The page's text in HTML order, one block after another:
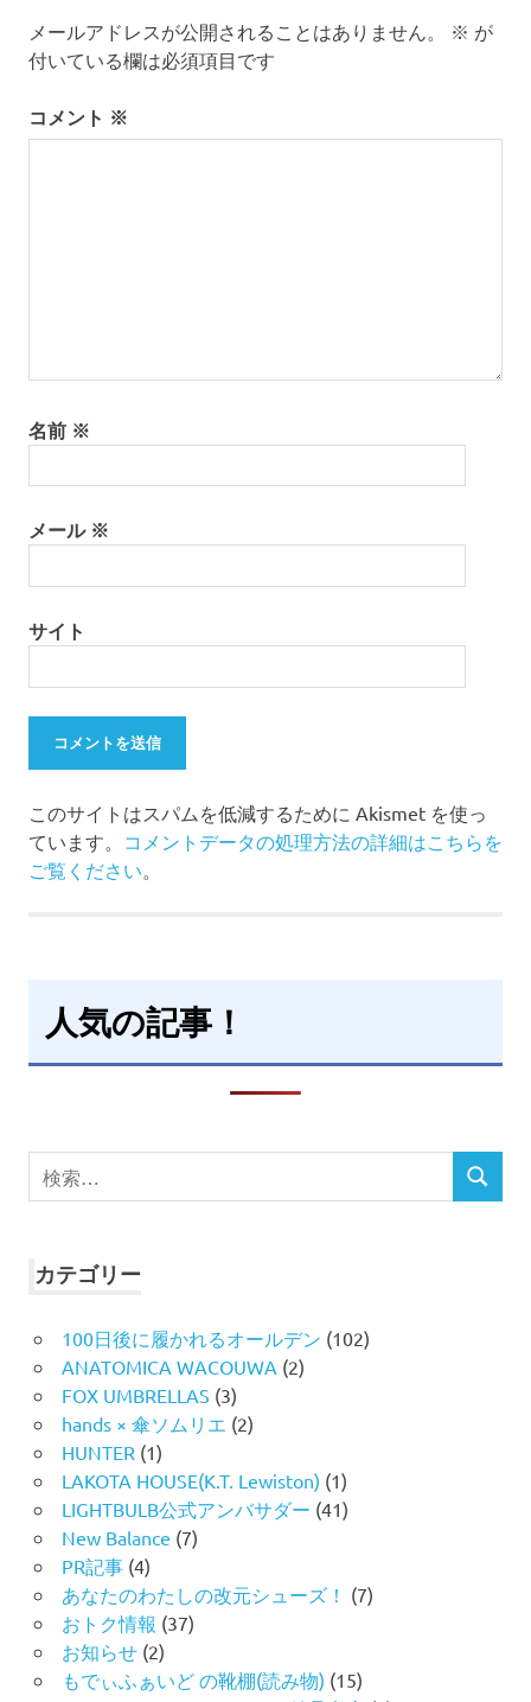
ー
シ
メールアドレスが公開されることはありません。 ※ が
付いている欄は必須項目です
コメント ※
名前 ※
メール ※
サイト
このサイトはスパムを低減するために Akismet を使っ
ています。 コメントデータの処理方法の詳細はこちらを
ご覧ください
人気の記事！
検
索
検
カテゴリー
100日後に履かれるオールデン (102)
ANATOMICA WACOUWA (2)
FOX UMBRELLAS (3)
hands × 傘ソムリエ (2)
HUNTER (1)
LAKOTA HOUSE(K.T. Lewiston) (1)
LIGHTBULB公式アンバサダー (41)
New Balance (7)
PR記事(4)
あなたのわたしの改元シューズ！ (7)
おトク情報 (37)
お知らせ(2)
もでぃふぁいど の靴棚(読み物) (15)